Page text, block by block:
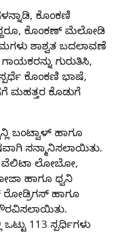
ಕೊಂಕಣಿ
ಕೊಂಕಣ್ ಮೆಲೋಡಿ
ಶಾಶ್ವತ ಬದಲಾವಣೆ
ಗುರುತಿಸಿ,
ಕೊಂಕಣಿ ಭಾಷೆ,
ಮಹತ್ತರ ಕೊಡುಗೆ
ಬಂಟ್ವಾಳ್ ಹಾಗೂ
ಸನ್ಮಾನಿಸಲಾಯಿತು.
ವೆಲಿಟಾ ಲೋಬೋ,
ಹಾಗೂ ಧ್ವನಿ
ರೋಡ್ರಿಗಸ್ ಹಾಗೂ
ಗೌರವಿಸಲಾಯಿತು.
113 ಸ್ಪರ್ಧಿಗಳು